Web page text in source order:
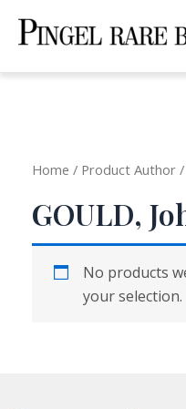
Home / Product Author /
GOULD,
No products
your selection.